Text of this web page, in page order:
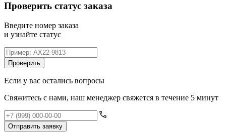
Проверить статус заказа
Введите номер заказа
и узнайте статус
Проверить
Если у вас остались вопросы
Свяжитесь с нами, наш менеджер свяжется в течение 5 минут
Отправить заявку